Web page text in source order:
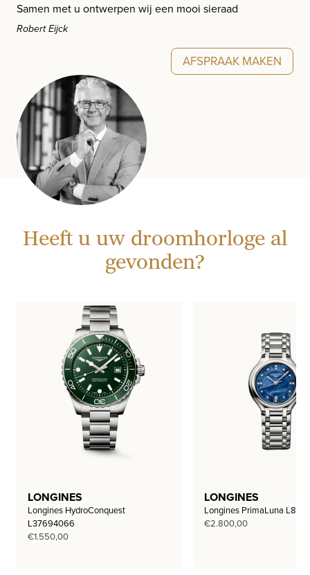
Samen met u ontwerpen wij een mooi sieraad
Robert Eijck
AFSPRAAK MAKEN
Heeft u uw droomhorloge al
gevonden?
LONGINES
Longines HydroConquest
L37694066
€1.550,00
LONGINES
Longines PrimaLuna
€2.800,00